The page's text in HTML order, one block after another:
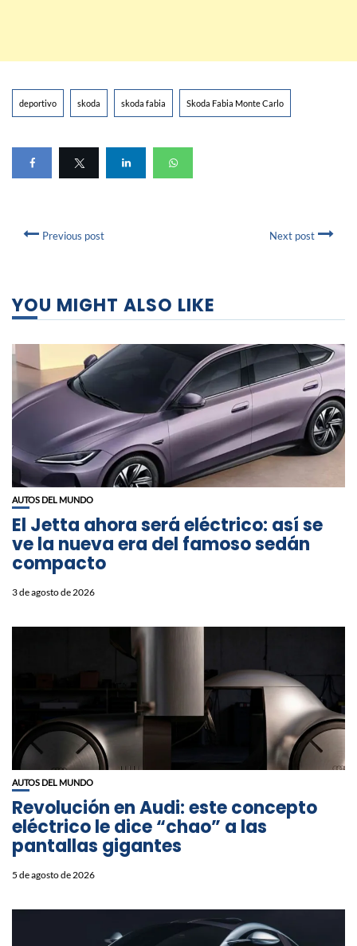
deportivo skoda skoda fabia Skoda Fabia Monte Carlo
Previous post Next post
YOU MIGHT ALSO LIKE
AUTOS DEL MUNDO
El Jetta ahora será eléctrico: así se
ve la nueva era del famoso sedán
compacto
3 de agosto de 2026
AUTOS DEL MUNDO
Revolución en Audi: este concepto
eléctrico le dice “chao” a las
pantallas gigantes
5 de agosto de 2026